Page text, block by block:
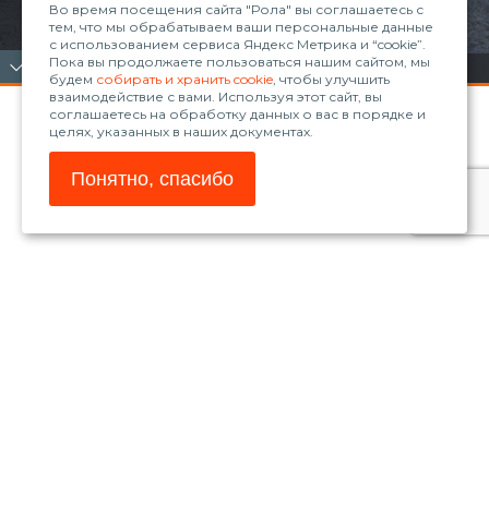
Во время посещения сайта "Рола" вы соглашаетесь с
тем, что мы обрабатываем ваши персональные данные
с использованием сервиса Яндекс Метрика и “cookie”.
Пока вы продолжаете пользоваться нашим сайтом, мы
будем собирать и хранить cookie, чтобы улучшить
взаимодействие с вами. Используя этот сайт, вы
соглашаетесь на обработку данных о вас в порядке и
целях, указанных в наших документах.
Понятно, спасибо